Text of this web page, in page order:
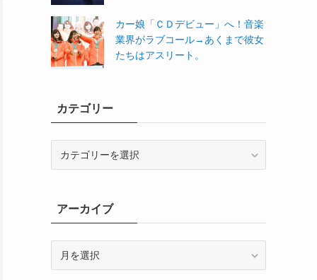
カー娘「ＣＤデビュー」へ！音楽
業界がラブコール→あくまで彼女
たちはアスリート。
カテゴリー
ーアーカイブ